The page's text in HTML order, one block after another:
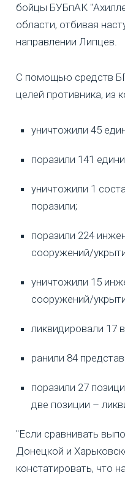
бойцы БУБпАК
области, отбивая
направлении Липцев.
С помощью средств
целей противника, из
уничтожили 45
поразили 141
уничтожили 1
поразили;
поразили 224
сооружений/
уничтожили 15
сооружений/
ликвидировали 17
ранили 84
поразили 27
две позиции –
"Если сравнивать
Донецкой и
констатировать, что